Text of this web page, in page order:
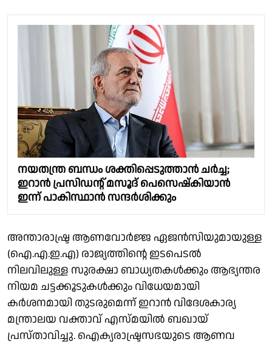
നയതന്ത്ര ബന്ധം ശക്തിപ്പെടുത്താൻ ചർച്ച;
ഇറാൻ പ്രസിഡൻ്റ് മസൂദ് പെസെഷ്കിയാൻ
ഇന്ന് പാകിസ്ഥാൻ സന്ദർശിക്കും
അന്താരാഷ്ട്ര ആണവോർജ്ജ ഏജൻസിയുമായുള്ള
(ഐ.എ.ഇ.എ) രാജ്യത്തിന്റെ ഇടപെടൽ
നിലവിലുള്ള സുരക്ഷാ ബാധ്യതകൾക്കും ആഭ്യന്തര
നിയമ ചട്ടക്കൂടുകൾക്കും വിധേയമായി
കർശനമായി തുടരുമെന്ന് ഇറാൻ വിദേശകാര്യ
മന്ത്രാലയ വക്താവ് എസ്മയിൽ ബഖായ്
പ്രസ്താവിച്ചു. ഐക്യരാഷ്ട്രസഭയുടെ ആണവ